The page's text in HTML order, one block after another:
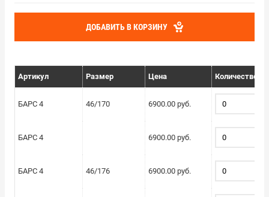
ДОБАВИТЬ В КОРЗИНУ
Артикул Размер Цена Количество
БАРС 4 46/170 6900.00 руб.
БАРС 4 6900.00 руб.
БАРС 4 46/176 6900.00 руб.